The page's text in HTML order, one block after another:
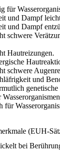
für
und Dampf
und Dampf
schwere
Hautreizungen.
schwere
und
genetische
für
(EUH-
bei